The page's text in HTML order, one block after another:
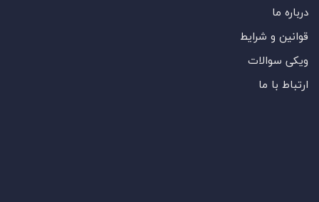
درباره ما
قوانین و شرایط
ویکی سوالات
ارتباط با ما